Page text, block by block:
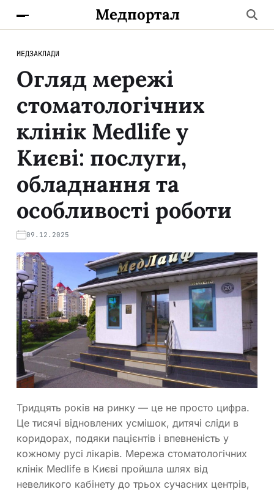
Медпортал
МЕДЗАКЛАДИ
Огляд мережі
стоматологічних
клінік Medlife у
Києві: послуги,
обладнання та
особливості роботи
09.12.2025
Тридцять років на ринку — це не просто цифра.
Це тисячі відновлених усмішок, дитячі сліди в
коридорах, подяки пацієнтів і впевненість у
кожному русі лікарів. Мережа стоматологічних
клінік Medlife в Києві пройшла шлях від
невеликого кабінету до трьох сучасних центрів,